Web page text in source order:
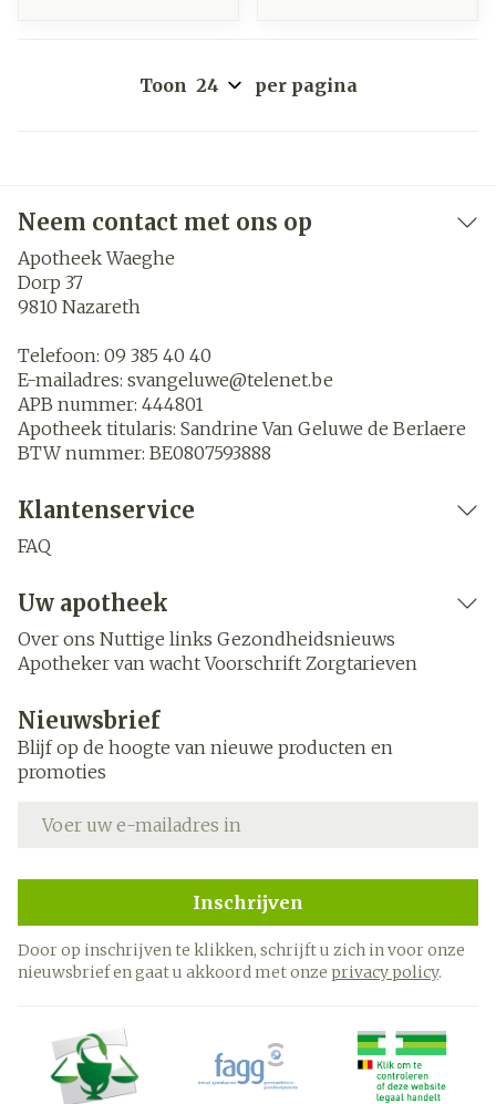
Toon per pagina
Neem contact met ons op
Apotheek Waeghe
Dorp 37
9810 Nazareth
Telefoon: 09 385 40 40
E-mailadres: svangeluwe@telenet.be
APB nummer: 444801
Apotheek titularis: Sandrine Van Geluwe de Berlaere
BTW nummer: BE0807593888
Klantenservice
FAQ
Uw apotheek
Over ons Nuttige links Gezondheidsnieuws
Apotheker van wacht Voorschrift Zorgtarieven
Nieuwsbrief
Blijf op de hoogte van nieuwe producten en
promoties
Inschrijven
Door op inschrijven te klikken, schrijft u zich in voor onze
nieuwsbrief en gaat u akkoord met onze privacy policy.